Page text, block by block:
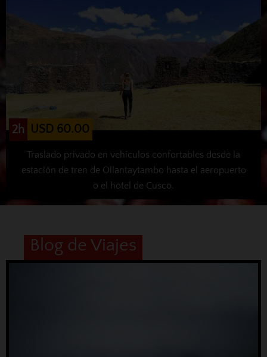
2h USD 60.00
Traslado privado en vehículos confortables desde la
estación de tren de Ollantaytambo hasta el aeropuerto
o el hotel de Cusco.
Blog de Viajes